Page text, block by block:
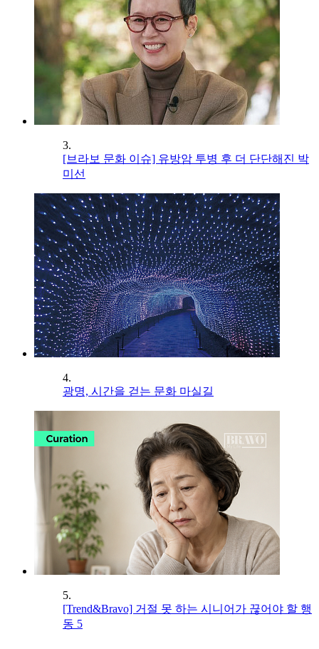
3.
[브라보 문화 이슈] 유방암 투병 후 더 단단해진 박
미선
4.
광명, 시간을 걷는 문화 마실길
5.
[Trend&Bravo] 거절 못 하는 시니어가 끊어야 할 행
동 5